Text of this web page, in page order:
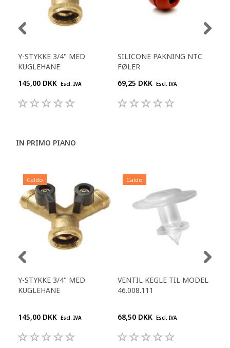
Y-STYKKE 3/4" MED
KUGLEHANE
145,00 DKK Escl. IVA
SILICONE PAKNING NTC
FØLER
69,25 DKK Escl. IVA
IN PRIMO PIANO
Caldo
Y-STYKKE 3/4" MED
KUGLEHANE
145,00 DKK Escl. IVA
Caldo
VENTIL KEGLE TIL MODEL
46.008.111
68,50 DKK Escl. IVA